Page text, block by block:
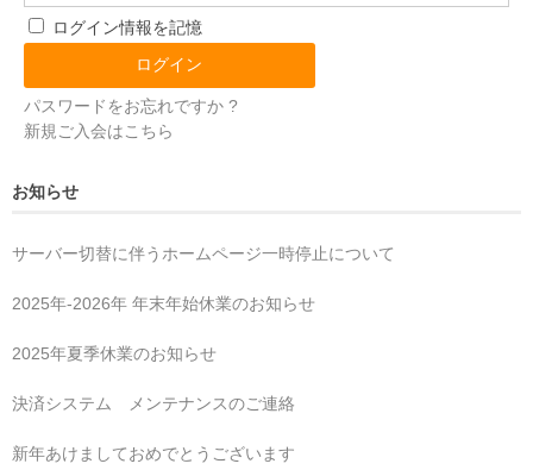
ログイン情報を記憶
パスワードをお忘れですか ?
新規ご入会はこちら
お知らせ
サーバー切替に伴うホームページ一時停止について
2025年‐2026年 年末年始休業のお知らせ
2025年夏季休業のお知らせ
決済システム メンテナンスのご連絡
新年あけましておめでとうございます